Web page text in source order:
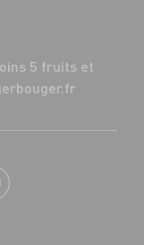
5 fruits et